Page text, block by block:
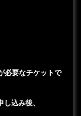
必要なチケットで
込み後、